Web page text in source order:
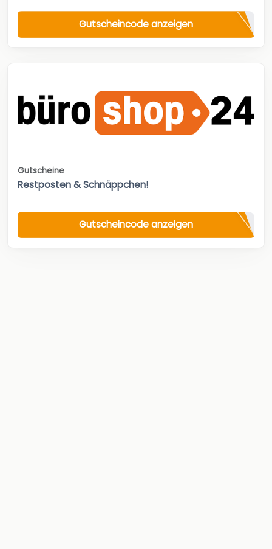
Gutscheincode anzeigen
Gutscheine
Restposten & Schnäppchen!
Gutscheincode anzeigen